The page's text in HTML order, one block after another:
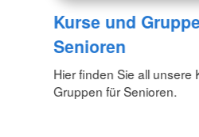
Kurse und
Senioren
Hier finden Sie all unsere
Gruppen für Senioren.